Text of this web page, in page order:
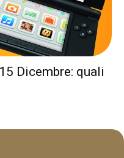
Dicembre: quali